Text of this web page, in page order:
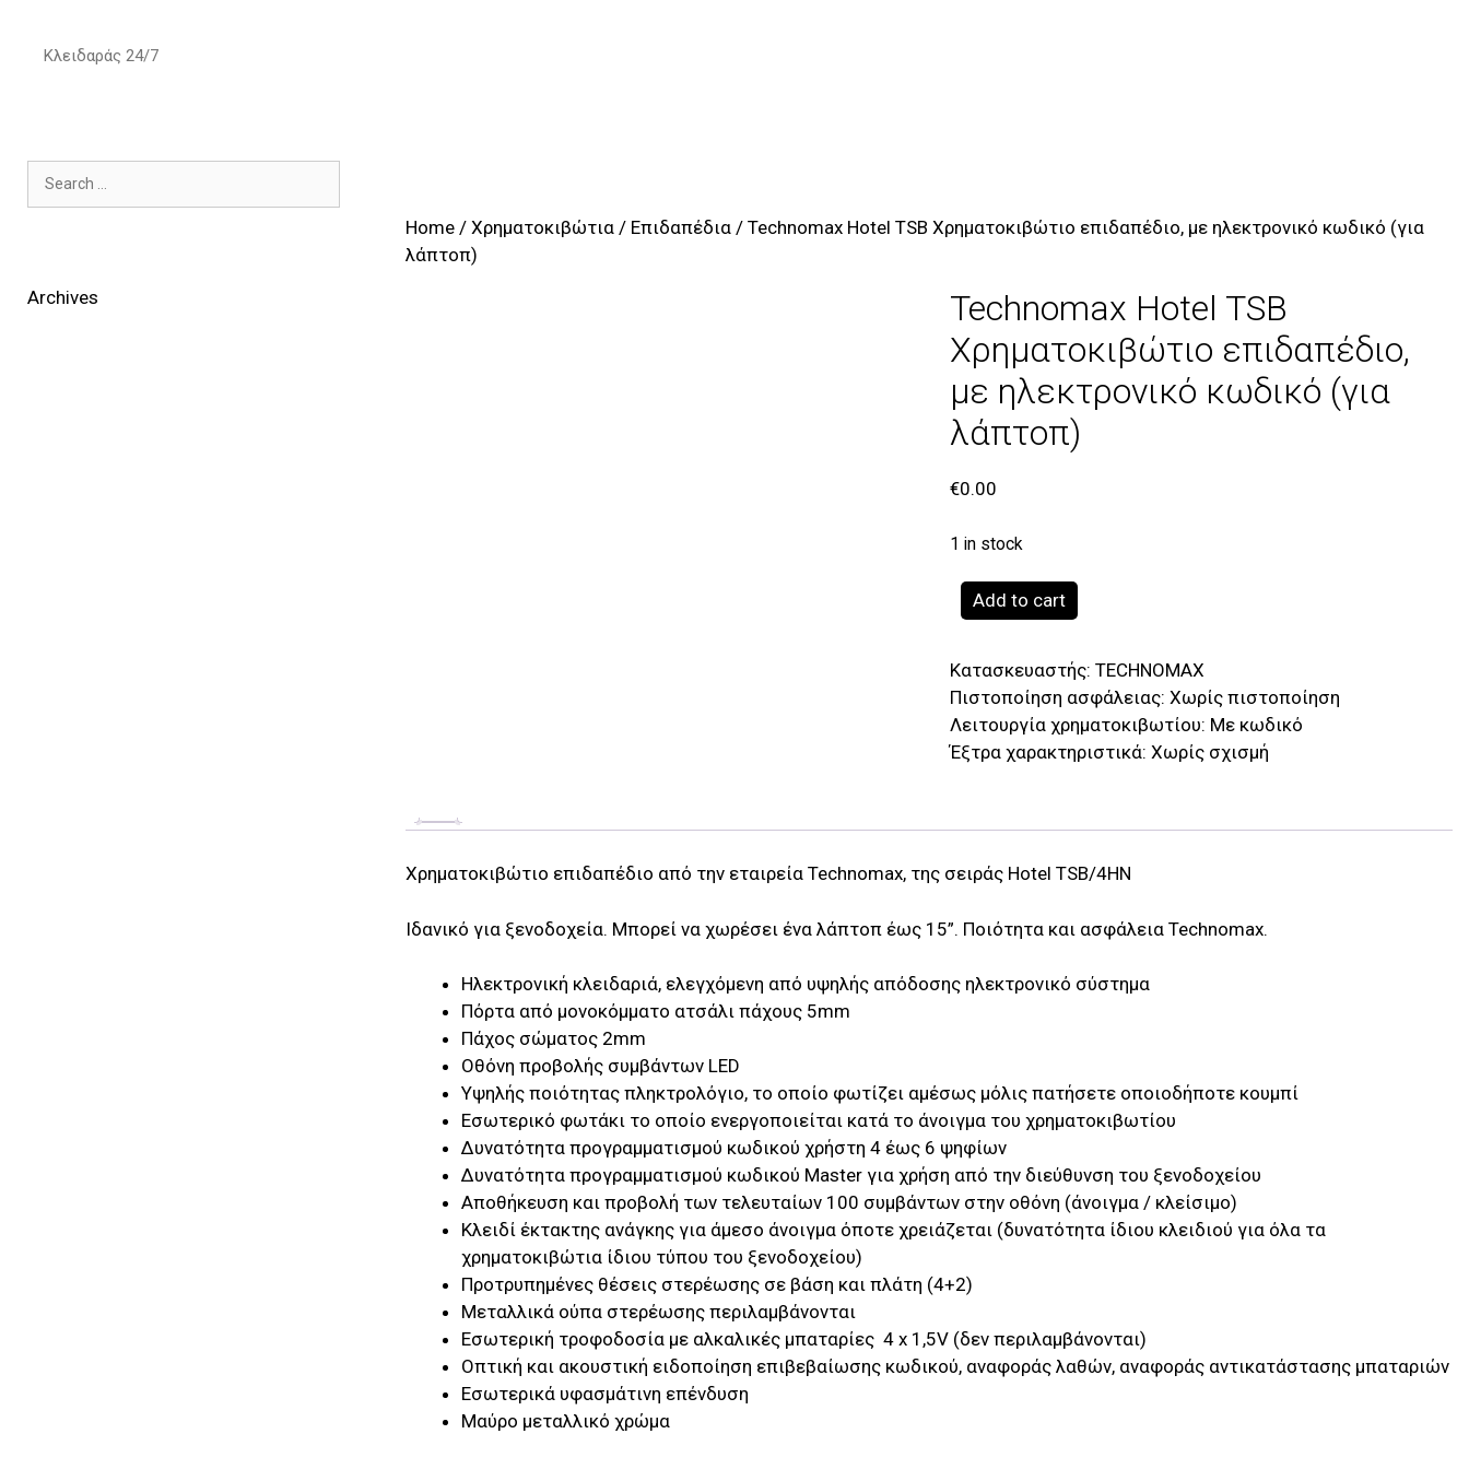
contentΚλειδαράς 24/7
Home / Χρηματοκιβώτια / Επιδαπέδια / Technomax Hotel TSB Χρηματοκιβώτιο επιδαπέδιο, με ηλεκτρονικό κωδικό (για
λάπτοπ)
Technomax Hotel TSB
Χρηματοκιβώτιο επιδαπέδιο,
με ηλεκτρονικό κωδικό (για
λάπτοπ)
€0.00
1 in stock
Technomax
Hotel
Χρηματοκιβώτιο
επιδαπέδιο,
με
ηλεκτρονικό
quantity
Add to cart
Κατασκευαστής: TECHNOMAX
Πιστοποίηση ασφάλειας: Χωρίς πιστοποίηση
Λειτουργία χρηματοκιβωτίου: Με κωδικό
Έξτρα χαρακτηριστικά: Χωρίς σχισμή
Χρηματοκιβώτιο επιδαπέδιο από την εταιρεία Technomax, της σειράς Hotel TSB/4HN
Ιδανικό για ξενοδοχεία. Μπορεί να χωρέσει ένα λάπτοπ έως 15”. Ποιότητα και ασφάλεια Technomax.
Ηλεκτρονική κλειδαριά, ελεγχόμενη από υψηλής απόδοσης ηλεκτρονικό σύστημα
Πόρτα από μονοκόμματο ατσάλι πάχους 5mm
Πάχος σώματος 2mm
Οθόνη προβολής συμβάντων LED
Υψηλής ποιότητας πληκτρολόγιο, το οποίο φωτίζει αμέσως μόλις πατήσετε οποιοδήποτε κουμπί
Εσωτερικό φωτάκι το οποίο ενεργοποιείται κατά το άνοιγμα του χρηματοκιβωτίου
Δυνατότητα προγραμματισμού κωδικού χρήστη 4 έως 6 ψηφίων
Δυνατότητα προγραμματισμού κωδικού Master για χρήση από την διεύθυνση του ξενοδοχείου
Αποθήκευση και προβολή των τελευταίων 100 συμβάντων στην οθόνη (άνοιγμα / κλείσιμο)
Κλειδί έκτακτης ανάγκης για άμεσο άνοιγμα όποτε χρειάζεται (δυνατότητα ίδιου κλειδιού για όλα τα
χρηματοκιβώτια ίδιου τύπου του ξενοδοχείου)
Προτρυπημένες θέσεις στερέωσης σε βάση και πλάτη (4+2)
Μεταλλικά ούπα στερέωσης περιλαμβάνονται
Εσωτερική τροφοδοσία με αλκαλικές μπαταρίες 4 x 1,5V (δεν περιλαμβάνονται)
Οπτική και ακουστική ειδοποίηση επιβεβαίωσης κωδικού, αναφοράς λαθών, αναφοράς αντικατάστασης μπαταριών
Εσωτερικά υφασμάτινη επένδυση
Μαύρο μεταλλικό χρώμα
for:
Archives